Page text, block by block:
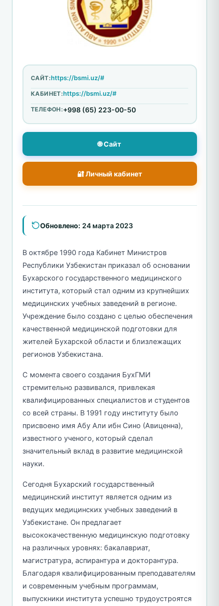
САЙТ:https://bsmi.uz/#
КАБИНЕТ:https://bsmi.uz/#
ТЕЛЕФОН:+998 (65) 223-00-50
🌐 Сайт
🔐 Личный кабинет
Обновлено: 24 марта 2023
В октябре 1990 года Кабинет Министров
Республики Узбекистан приказал об основании
Бухарского государственного медицинского
института, который стал одним из крупнейших
медицинских учебных заведений в регионе.
Учреждение было создано с целью обеспечения
качественной медицинской подготовки для
жителей Бухарской области и близлежащих
регионов Узбекистана.
С момента своего создания БухГМИ
стремительно развивался, привлекая
квалифицированных специалистов и студентов
со всей страны. В 1991 году институту было
присвоено имя Абу Али ибн Сино (Авиценна),
известного ученого, который сделал
значительный вклад в развитие медицинской
науки.
Сегодня Бухарский государственный
медицинский институт является одним из
ведущих медицинских учебных заведений в
Узбекистане. Он предлагает
высококачественную медицинскую подготовку
на различных уровнях: бакалавриат,
магистратура, аспирантура и докторантура.
Благодаря квалифицированным преподавателям
и современным учебным программам,
выпускники института успешно трудоустроятся